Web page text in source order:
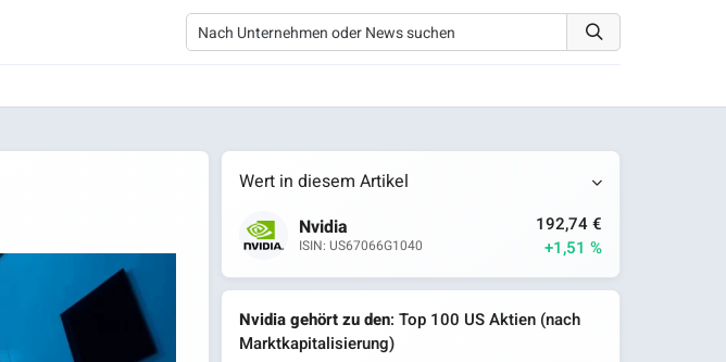
Wert in diesem Artikel
Nvidia
ISIN: US67066G1040
192,74 €
+1,51 %
Nvidia gehört zu den: Top 100 US Aktien (nach
Marktkapitalisierung)